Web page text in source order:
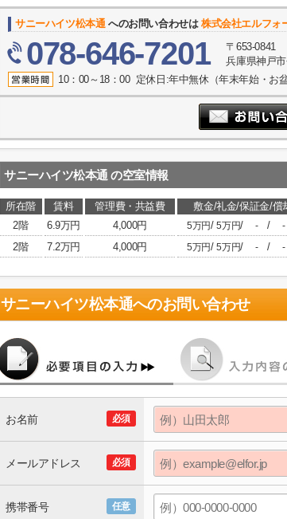
サニーハイツ松本通へのお問い合わせは株式会社エルフォ
078-646-7201
〒653-0841
兵庫県神戸
10：00～18：00 定休日:年中無休（年末年始・お盆
サニーハイツ松本通 の空室情報
所在階 賃料 管理費・共益費 敷金/礼金/保証金/償
2階
6.9万円 4,000円 5万円/5万円/ - / -
2階
7.2万円 4,000円 5万円/5万円/ - / -
サニーハイツ松本通へのお問い合わせ
必須
お名前
必須
メールアドレス
任意
携帯番号